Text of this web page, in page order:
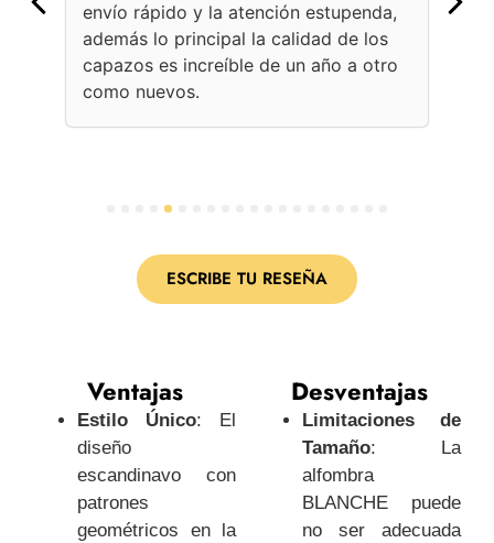
envío rápido y la atención estupenda,
además lo principal la calidad de los
capazos es increíble de un año a otro
como nuevos.
9
ESCRIBE TU RESEÑA
Ventajas
Estilo Único: El
diseño
escandinavo con
patrones
geométricos en la
Desventajas
Limitaciones de
Tamaño: La
alfombra
BLANCHE puede
no ser adecuada